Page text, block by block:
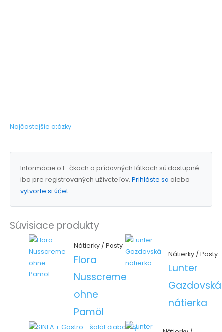
Najčastejšie otázky
Informácie o E-čkach a prídavných látkach sú dostupné
iba pre registrovaných užívateľov. Prihláste sa alebo
vytvorte si účet.
Súvisiace produkty
Nátierky / Pasty
Flora
Nusscreme
ohne
Pamöl
Nátierky / Pasty
Lunter
Gazdovská
nátierka